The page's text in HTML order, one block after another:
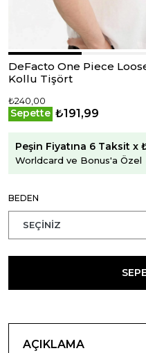
DeFacto One Piece
Kollu Tişört
₺240,00
Sepette ₺191,99
Peşin Fiyatına 6 Taksit x
Worldcard ve Bonus'a Özel
BEDEN
AÇIKLAMA